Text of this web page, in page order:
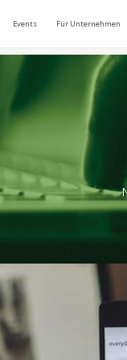
Events Für Unternehmen